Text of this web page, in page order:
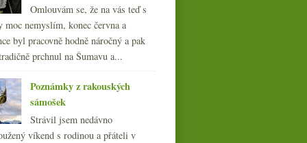
Omlouvám se, že na vás teď s
moc nemyslím, konec června a
byl pracovně hodně náročný a pak
prchnul na Šumavu a...
Poznámky z rakouských
sámošek
Strávil jsem nedávno
víkend s rodinou a přáteli v